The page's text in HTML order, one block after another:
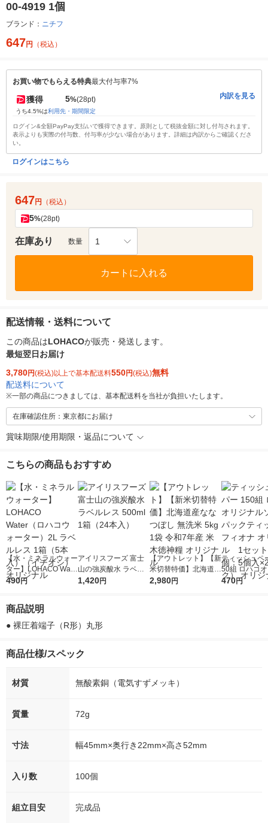
00-4919 1個
ブランド： ニチフ
647円 （税込）
お買い物でもらえる特典最大付与率7%
獲得 5%(28pt)
うち4.5%は利用先・期間限定
内訳を見る
ログイン&全額PayPay支払いで獲得できます。原則として税抜金額に対し付与されます。
表示よりも実際の付与数、付与率が少ない場合があります。詳細は内訳からご確認くださ
い。
ログインはこちら
647円 （税込）
5%(28pt)
在庫あり 数量 1
カートに入れる
配送情報・送料について
この商品はLOHACOが販売・発送します。
最短翌日お届け
3,780円(税込)以上で基本配送料550円(税込)無料
配送料について
※一部の商品につきましては、基本配送料を当社が負担いたします。
在庫確認住所：東京都にお届け
賞味期限/使用期限・返品について
こちらの商品もおすすめ
【水・ミネラルウォー
ター】LOHACO Wate
r（ロハコウォータ
シ） オリジナル
490円
アイリスフーズ 富士
山の強炭酸水 ラベル
レス 500ml 1箱（24
1,420円
【アウトレット】【新
米切替特価】北海道産
ななつぼし 無洗米 5k
2,980円
ティッシュペ
50組 ロハコ
ルソフトパッ
470円
商品説明
● 裸圧着端子（R形）丸形
商品仕様/スペック
材質 無酸素銅（電気すずメッキ）
質量 72g
寸法 幅45mm×奥行き22mm×高さ52mm
入り数 100個
組立目安 完成品